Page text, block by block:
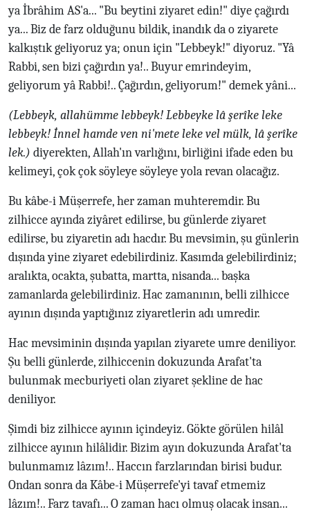
ya İbrâhim AS'a... "Bu beytini ziyaret edin!" diye çağırdı
ya... Biz de farz olduğunu bildik, inandık da o ziyarete
kalkıştık geliyoruz ya; onun için "Lebbeyk!" diyoruz. "Yâ
Rabbi, sen bizi çağırdın ya!.. Buyur emrindeyim,
geliyorum yâ Rabbi!.. Çağırdın, geliyorum!" demek yâni...
(Lebbeyk, allahümme lebbeyk! Lebbeyke lâ şerîke leke
lebbeyk! İnnel hamde ven ni'mete leke vel mülk, lâ şerîke
lek.) diyerekten, Allah'ın varlığını, birliğini ifade eden bu
kelimeyi, çok çok söyleye söyleye yola revan olacağız.
Bu kâbe-i Müşerrefe, her zaman muhteremdir. Bu
zilhicce ayında ziyâret edilirse, bu günlerde ziyaret
edilirse, bu ziyaretin adı hacdır. Bu mevsimin, şu günlerin
dışında yine ziyaret edebilirdiniz. Kasımda gelebilirdiniz;
aralıkta, ocakta, şubatta, martta, nisanda... başka
zamanlarda gelebilirdiniz. Hac zamanının, belli zilhicce
ayının dışında yaptığınız ziyaretlerin adı umredir.
Hac mevsiminin dışında yapılan ziyarete umre deniliyor.
Şu belli günlerde, zilhiccenin dokuzunda Arafat'ta
bulunmak mecburiyeti olan ziyaret şekline de hac
deniliyor.
Şimdi biz zilhicce ayının içindeyiz. Gökte görülen hilâl
zilhicce ayının hilâlidir. Bizim ayın dokuzunda Arafat'ta
bulunmamız lâzım!.. Haccın farzlarından birisi budur.
Ondan sonra da Kâbe-i Müşerrefe'yi tavaf etmemiz
lâzım!.. Farz tavafı... O zaman hacı olmuş olacak insan...